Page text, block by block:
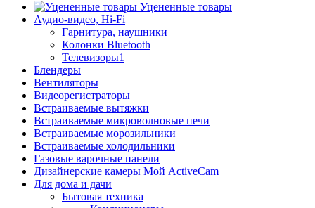
Уцененные товары
Аудио-видео, Hi-Fi
Гарнитура, наушники
Колонки Bluetooth
Телевизоры1
Блендеры
Вентиляторы
Видеорегистраторы
Встраиваемые вытяжки
Встраиваемые микроволновые печи
Встраиваемые морозильники
Встраиваемые холодильники
Газовые варочные панели
Дизайнерские камеры Мой ActiveCam
Для дома и дачи
Бытовая техника